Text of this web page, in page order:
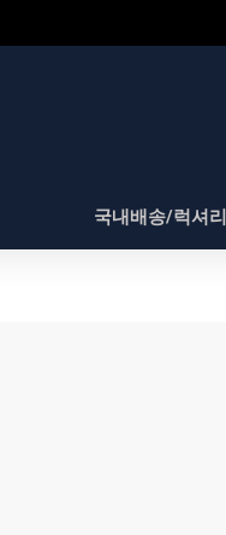
국내배송/럭셔리